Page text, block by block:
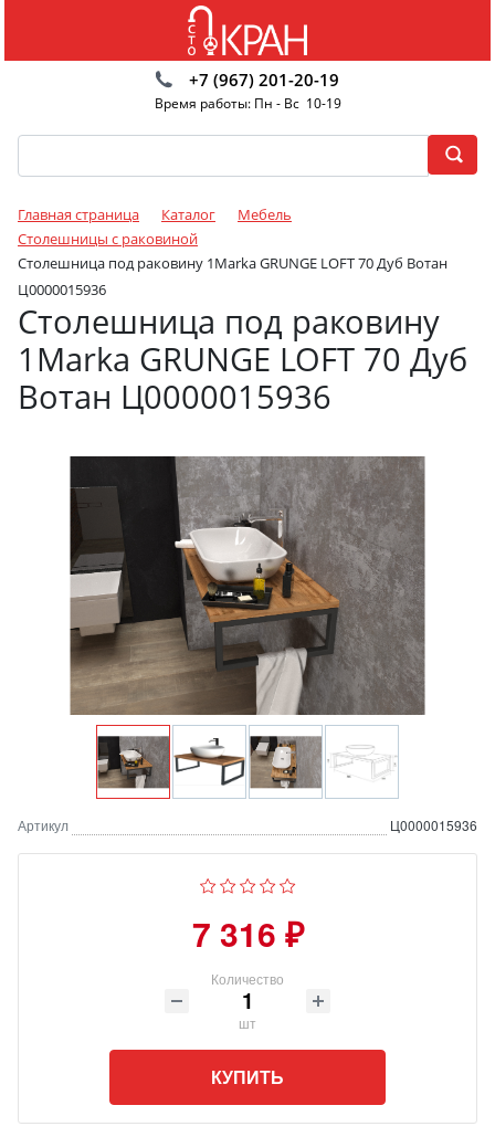
+7 (967) 201-20-19
Время работы: Пн - Вс 10-19
Главная страница Каталог
Мебель
Столешницы с раковиной
Столешница под раковину 1Marka GRUNGE LOFT 70 Дуб Вотан
Ц0000015936
Столешница под раковину
1Marka GRUNGE LOFT 70 Дуб
Вотан Ц0000015936
Артикул Ц0000015936
7 316 ₽
Количество
шт
КУПИТЬ